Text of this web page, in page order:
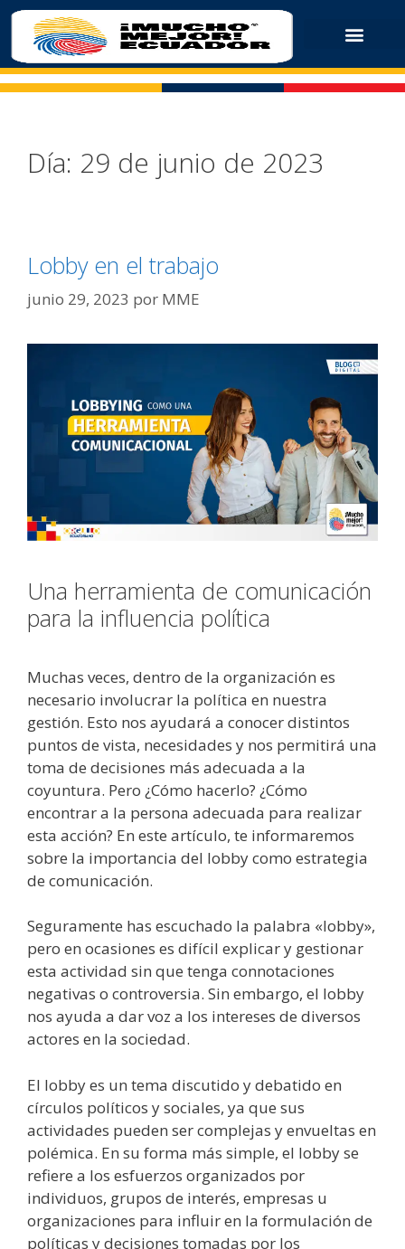
Día: 29 de junio de 2023
Lobby en el trabajo
junio 29, 2023 por MME
Una herramienta de comunicación
para la influencia política
Muchas veces, dentro de la organización es
necesario involucrar la política en nuestra
gestión. Esto nos ayudará a conocer distintos
puntos de vista, necesidades y nos permitirá una
toma de decisiones más adecuada a la
coyuntura. Pero ¿Cómo hacerlo? ¿Cómo
encontrar a la persona adecuada para realizar
esta acción? En este artículo, te informaremos
sobre la importancia del lobby como estrategia
de comunicación.
Seguramente has escuchado la palabra «lobby»,
pero en ocasiones es difícil explicar y gestionar
esta actividad sin que tenga connotaciones
negativas o controversia. Sin embargo, el lobby
nos ayuda a dar voz a los intereses de diversos
actores en la sociedad.
El lobby es un tema discutido y debatido en
círculos políticos y sociales, ya que sus
actividades pueden ser complejas y envueltas en
polémica. En su forma más simple, el lobby se
refiere a los esfuerzos organizados por
individuos, grupos de interés, empresas u
organizaciones para influir en la formulación de
políticas y decisiones tomadas por los